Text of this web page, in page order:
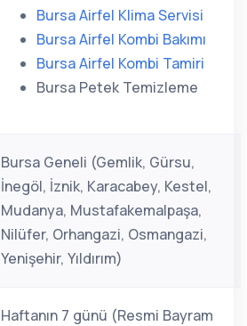
Bursa Airfel Klima Servisi
Bursa Airfel Kombi Bakımı
Bursa Airfel Kombi Tamiri
Bursa Petek Temizleme
Bursa Geneli (Gemlik, Gürsu,
İnegöl, İznik, Karacabey, Kestel,
Mudanya, Mustafakemalpaşa,
Nilüfer, Orhangazi, Osmangazi,
Yenişehir, Yıldırım)
Haftanın 7 günü (Resmi Bayram